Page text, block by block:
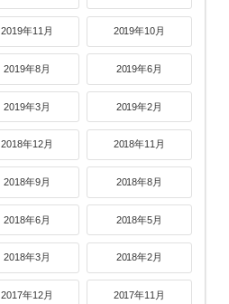
2019年11月 2019年10月
2019年8月 2019年6月
2019年3月 2019年2月
2018年12月 2018年11月
2018年9月 2018年8月
2018年6月 2018年5月
2018年3月 2018年2月
2017年12月 2017年11月